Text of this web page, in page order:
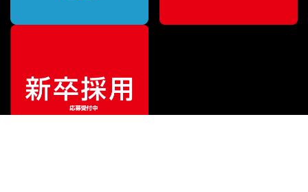
販売価格¥13,200（税込）